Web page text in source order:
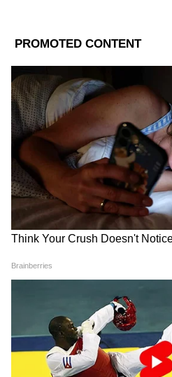
Image Credit : Gemini
জুলাইয়ে উপকৃত ১ কোটি
জুলাই মাসে ১ কোটি ১০
অ্যাকাউন্টে অন্নপূর্ণা
গিয়েছে। তবে বহু আবেদন
পর্যায়ে আটকে।